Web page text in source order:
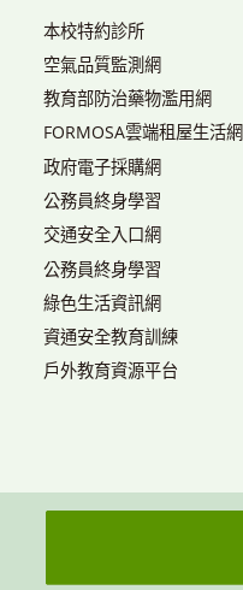
本校特約診所
空氣品質監測網
教育部防治藥物濫用網
FORMOSA雲端租屋生活網
政府電子採購網
公務員終身學習
交通安全入口網
公務員終身學習
綠色生活資訊網
資通安全教育訓練
戶外教育資源平台